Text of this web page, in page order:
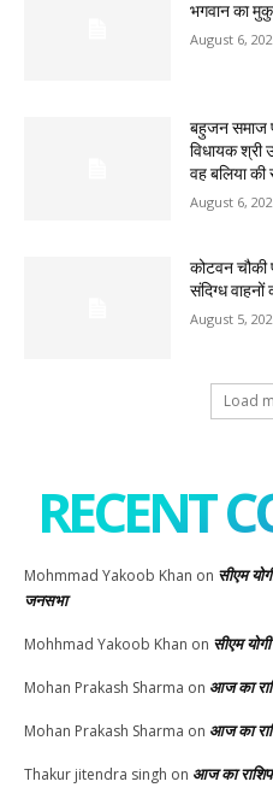
भगवान का
August 6,
बहुजन समाज
विधायक श्री
वह बलिया की
August 6,
कोटवन चौकी
संदिग्ध
August 5,
Load
RECENT
Mohmmad Yakoob Khan on सीएम
जनसभा
Mohhmad Yakoob Khan on सीएम
Mohan Prakash Sharma on आज का
Mohan Prakash Sharma on आज का
Thakur jitendra singh on आज का